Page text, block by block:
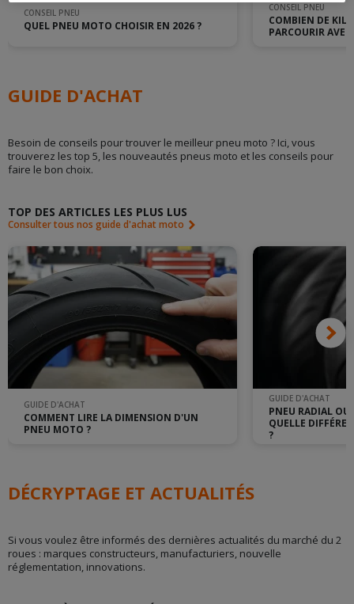
CONSEIL PNEU
QUEL PNEU MOTO CHOISIR EN 2026 ?
CONSEIL PNEU
COMBIEN DE
PARCOURIR
GUIDE D'ACHAT
Besoin de conseils pour trouver le meilleur pneu moto ? Ici, vous
trouverez les top 5, les nouveautés pneus moto et les conseils pour
faire le bon choix.
TOP DES ARTICLES LES PLUS LUS
Consulter tous nos guide d'achat moto
GUIDE D'ACHAT
COMMENT LIRE LA DIMENSION D'UN
PNEU MOTO ?
GUIDE D'ACHAT
PNEU RADIAL
QUELLE
?
DÉCRYPTAGE ET ACTUALITÉS
Si vous voulez être informés des dernières actualités du marché du 2
roues : marques constructeurs, manufacturiers, nouvelle
réglementation, innovations.